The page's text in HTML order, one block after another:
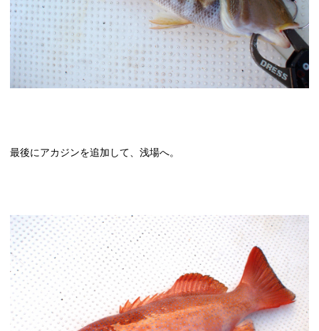
最後にアカジンを追加して、浅場へ。